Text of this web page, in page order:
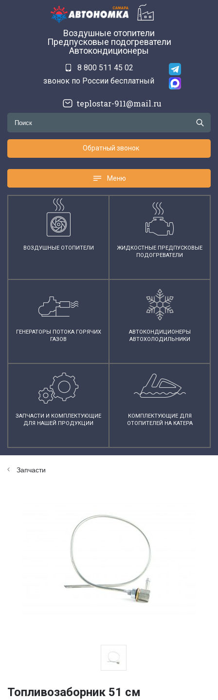
Воздушные отопители
Предпусковые подогреватели
Автокондиционеры
8 800 511 45 02
звонок по России бесплатный
Обратный звонок
teplostar-911@mail.ru
Меню
Меню
ВОЗДУШНЫЕ ОТОПИТЕЛИ
ЖИДКОСТНЫЕ ПРЕДПУСКОВЫЕ
ПОДОГРЕВАТЕЛИ
ГЕНЕРАТОРЫ ПОТОКА ГОРЯЧИХ
ГАЗОВ
АВТОКОНДИЦИОНЕРЫ
АВТОХОЛОДИЛЬНИКИ
ЗАПЧАСТИ И КОМПЛЕКТУЮЩИЕ
ДЛЯ НАШЕЙ ПРОДУКЦИИ
КОМПЛЕКТУЮЩИЕ ДЛЯ
ОТОПИТЕЛЕЙ НА КАТЕРА
Запчасти
Топливозаборник 51 см